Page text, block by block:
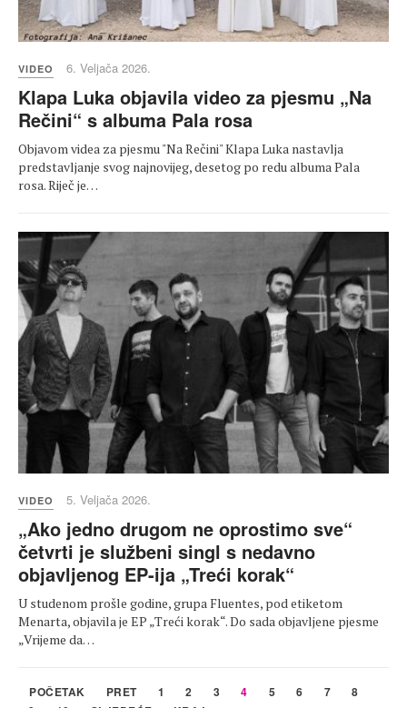
VIDEO 6. Veljača 2026.
Klapa Luka objavila video za pjesmu „Na
Rečini“ s albuma Pala rosa
Objavom videa za pjesmu "Na Rečini" Klapa Luka nastavlja
predstavljanje svog najnovijeg, desetog po redu albuma Pala
rosa. Riječ je…
VIDEO 5. Veljača 2026.
„Ako jedno drugom ne oprostimo sve“
četvrti je službeni singl s nedavno
objavljenog EP-ija „Treći korak“
U studenom prošle godine, grupa Fluentes, pod etiketom
Menarta, objavila je EP „Treći korak“. Do sada objavljene pjesme
„Vrijeme da…
POČETAK PRET 1 2 3 4 5 6 7
8